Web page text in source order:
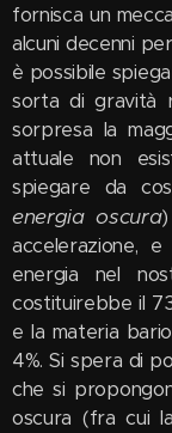
fornisca un
alcuni decenni
è possibile
sorta di gravità
sorpresa la
attuale non
spiegare da
energia oscura
accelerazione,
energia nel
costituirebbe il
e la materia
4%. Si spera di
che si
oscura (fra cui